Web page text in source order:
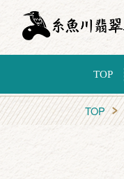
TOP
TOP